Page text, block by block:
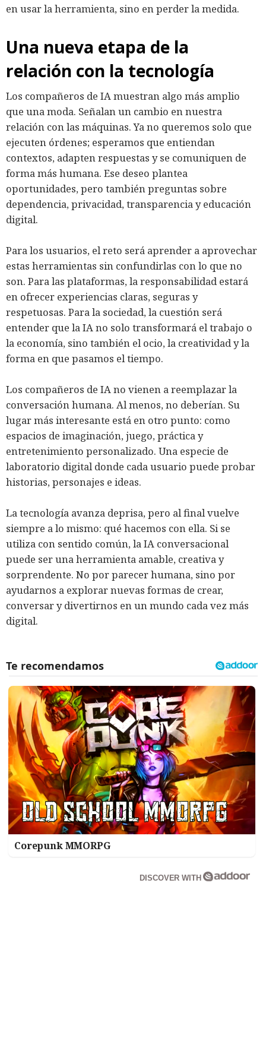
en usar la herramienta, sino en perder la medida.
Una nueva etapa de la
relación con la tecnología
Los compañeros de IA muestran algo más amplio
que una moda. Señalan un cambio en nuestra
relación con las máquinas. Ya no queremos solo que
ejecuten órdenes; esperamos que entiendan
contextos, adapten respuestas y se comuniquen de
forma más humana. Ese deseo plantea
oportunidades, pero también preguntas sobre
dependencia, privacidad, transparencia y educación
digital.
Para los usuarios, el reto será aprender a aprovechar
estas herramientas sin confundirlas con lo que no
son. Para las plataformas, la responsabilidad estará
en ofrecer experiencias claras, seguras y
respetuosas. Para la sociedad, la cuestión será
entender que la IA no solo transformará el trabajo o
la economía, sino también el ocio, la creatividad y la
forma en que pasamos el tiempo.
Los compañeros de IA no vienen a reemplazar la
conversación humana. Al menos, no deberían. Su
lugar más interesante está en otro punto: como
espacios de imaginación, juego, práctica y
entretenimiento personalizado. Una especie de
laboratorio digital donde cada usuario puede probar
historias, personajes e ideas.
La tecnología avanza deprisa, pero al final vuelve
siempre a lo mismo: qué hacemos con ella. Si se
utiliza con sentido común, la IA conversacional
puede ser una herramienta amable, creativa y
sorprendente. No por parecer humana, sino por
ayudarnos a explorar nuevas formas de crear,
conversar y divertirnos en un mundo cada vez más
digital.
Corepunk MMORPG
DISCOVER WITH